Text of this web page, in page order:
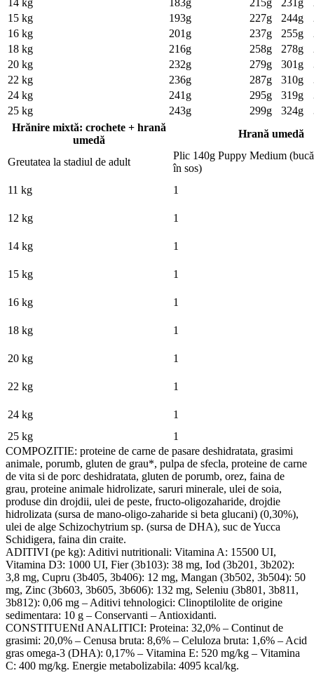
14 kg 183g 215g 231g
15 kg
193g 227g 244g
16 kg
201g 237g 255g
18 kg
216g 258g 278g
20 kg
232g 279g 301g
22 kg
236g 287g 310g
24 kg
241g 295g 319g
25 kg
243g 299g 324g
Hrănire mixtă: crochete + hrană
umedă
Hrană umedă
Greutatea la stadiul de adult
Plic 140g Puppy Medium
în sos)
11 kg
1
12 kg 1
14 kg 1
15 kg 1
16 kg 1
18 kg 1
20 kg 1
22 kg 1
24 kg
1
25 kg
1
COMPOZITIE: proteine de carne de pasare deshidratata, grasimi
animale, porumb, gluten de grau*, pulpa de sfecla, proteine de carne
de vita si de porc deshidratata, gluten de porumb, orez, faina de
grau, proteine animale hidrolizate, saruri minerale, ulei de soia,
produse din drojdii, ulei de peste, fructo-oligozaharide, drojdie
hidrolizata (sursa de mano-oligo-zaharide si beta glucani) (0,30%),
ulei de alge Schizochytrium sp. (sursa de DHA), suc de Yucca
Schidigera, faina din craite.
ADITIVI (pe kg): Aditivi nutritionali: Vitamina A: 15500 UI,
Vitamina D3: 1000 UI, Fier (3b103): 38 mg, Iod (3b201, 3b202):
3,8 mg, Cupru (3b405, 3b406): 12 mg, Mangan (3b502, 3b504): 50
mg, Zinc (3b603, 3b605, 3b606): 132 mg, Seleniu (3b801, 3b811,
3b812): 0,06 mg – Aditivi tehnologici: Clinoptilolite de origine
sedimentara: 10 g – Conservanti – Antioxidanti.
CONSTITUENtI ANALITICI: Proteina: 32,0% – Continut de
grasimi: 20,0% – Cenusa bruta: 8,6% – Celuloza bruta: 1,6% – Acid
gras omega-3 (DHA): 0,17% – Vitamina E: 520 mg/kg – Vitamina
C: 400 mg/kg. Energie metabolizabila: 4095 kcal/kg.